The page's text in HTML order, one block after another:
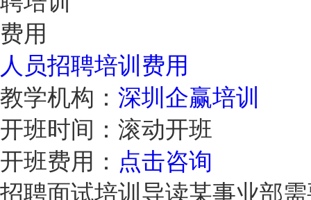
人员招聘培训费用
教学机构： 深圳企赢培训
开班时间： 滚动开班
开班费用： 点击咨询
招聘面试培训导读某事业部